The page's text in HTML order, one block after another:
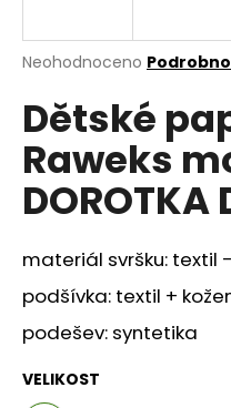
Průměrné
produktu
je
0,0
5
hvězdiček.
Neohodnoceno
Dětské
Raweks
DOROTKA
materiál svršku: textil
podšívka: textil +
podešev: syntetika
VELIKOST
j
t
?
D
o